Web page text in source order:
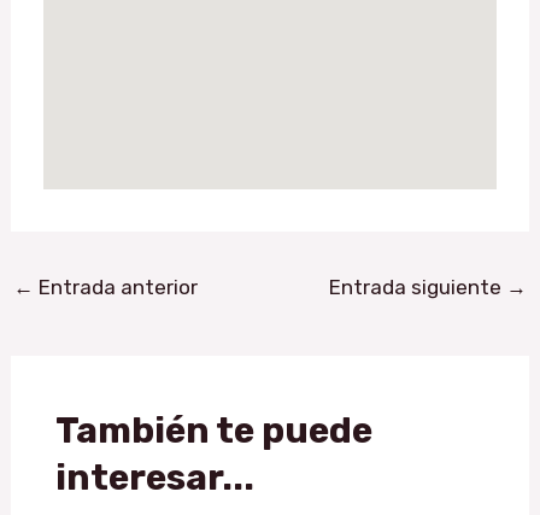
← Entrada anterior Entrada siguiente →
También te puede
interesar...